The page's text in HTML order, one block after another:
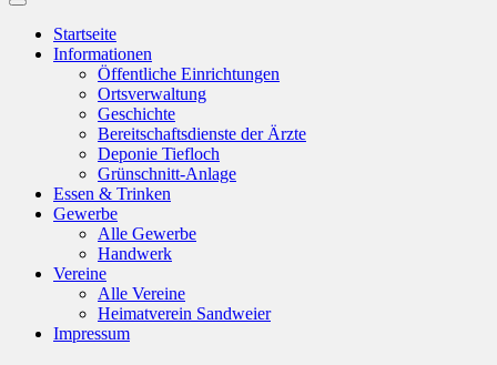
Suchfeld
ein-/ausblenden
Startseite
Informationen
Öffentliche Einrichtungen
Ortsverwaltung
Geschichte
Bereitschaftsdienste der Ärzte
Deponie Tiefloch
Grünschnitt-Anlage
Essen & Trinken
Gewerbe
Alle Gewerbe
Handwerk
Vereine
Alle Vereine
Heimatverein Sandweier
Impressum